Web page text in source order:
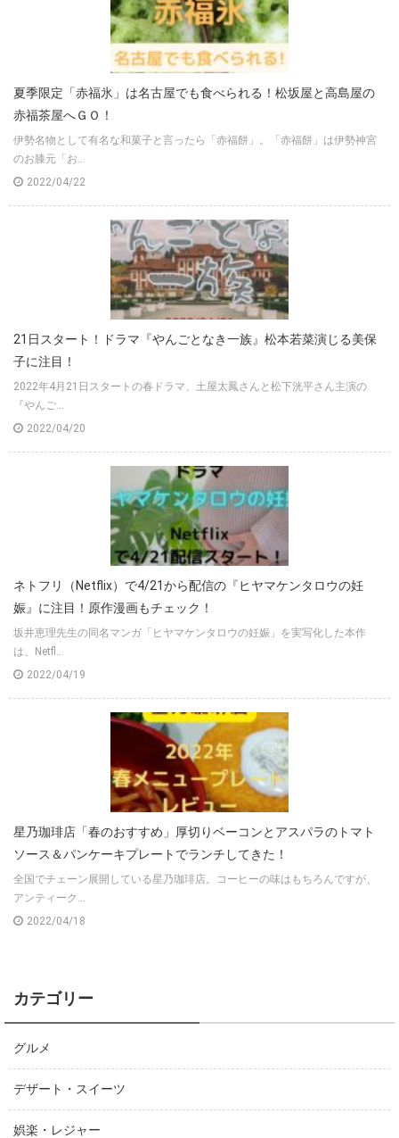
夏季限定「赤福氷」は名古屋でも食べられる！松坂屋と高島屋の
赤福茶屋へＧＯ！
伊勢名物として有名な和菓子と言ったら「赤福餅」。「赤福餅」は伊勢神宮
のお膝元「お...
2022/04/22
21日スタート！ドラマ『やんごとなき一族』松本若菜演じる美保
子に注目！
2022年4月21日スタートの春ドラマ、土屋太鳳さんと松下洸平さん主演の
『やんご...
2022/04/20
ネトフリ（Netflix）で4/21から配信の『ヒヤマケンタロウの妊
娠』に注目！原作漫画もチェック！
坂井恵理先生の同名マンガ「ヒヤマケンタロウの妊娠」を実写化した本作
は、Netfl...
2022/04/19
星乃珈琲店「春のおすすめ」厚切りベーコンとアスパラのトマト
ソース＆パンケーキプレートでランチしてきた！
全国でチェーン展開している星乃珈琲店。コーヒーの味はもちろんですが、
アンティーク...
2022/04/18
カテゴリー
グルメ
デザート・スイーツ
娯楽・レジャー